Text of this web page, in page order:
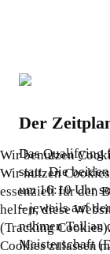
Der
Das Qualifying
statt. Die
um 16:10 Uhr
– jeweils auf
nehmen Teil
Meisterschaft
Wir benutzen
Wir nutzen
essenziell für den
helfen, diese
(Tracking
Cookies zulassen